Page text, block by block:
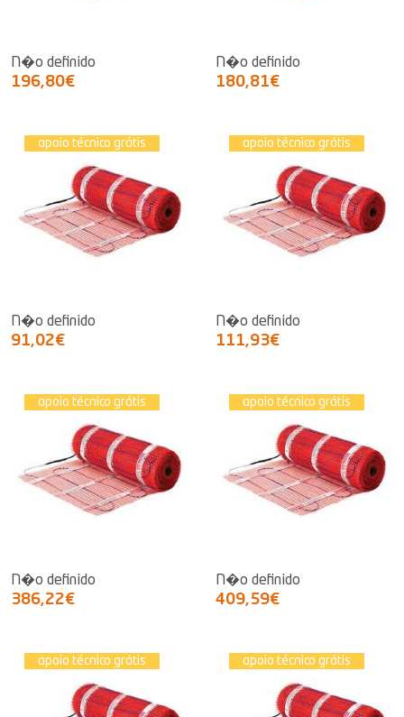
N�o definido
196,80€
N�o definido
180,81€
apoio técnico grátis
N�o definido
91,02€
apoio técnico grátis
N�o definido
111,93€
apoio técnico grátis
N�o definido
386,22€
apoio técnico grátis
N�o definido
409,59€
apoio técnico grátis apoio técnico grátis